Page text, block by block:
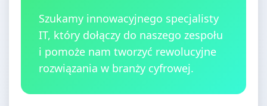
Szukamy innowacyjnego specjalisty
IT, który dołączy do naszego zespołu
i pomoże nam tworzyć rewolucyjne
rozwiązania w branży cyfrowej.